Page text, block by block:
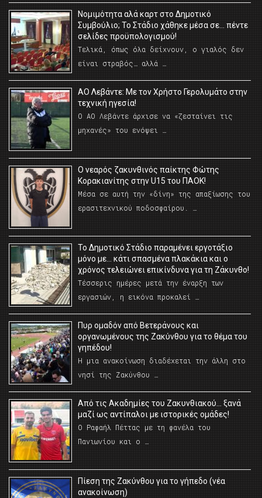
Νομιμότητα αλά καρτ στο Δημοτικό
Συμβούλιο; Το Στάδιο χάθηκε μέσα σε… πέντε
σελίδες προϋπολογισμού!
Τελικά, όπως όλα δείχνουν, ο γιαλός δεν
είναι στραβός… αλλά …
ΑΟ Λεβάντε: Με τον Χρήστο Γερολυμάτο στην
τεχνική ηγεσία!
Ο ΑΟ Λεβάντε άρχισε να «ζεσταίνει τις
μηχανές» του ενόψει …
O νεαρός ζακυνθινός παίκτης Φώτης
Κορακιανίτης στην U15 του ΠΑΟΚ!
Μέσα σε αυτή την «δίνη» της απαξίωσης του
ερασιτεχνικού ποδοσφαίρου. …
Το Δημοτικό Στάδιο παραμένει εργοτάξιο
μόνο με… κάτι σπασμένα πλακάκια και ο
χρόνος τελειώνει επικίνδυνα για τη Ζάκυνθο!
Τέσσερις ημέρες μετά την έναρξη των
εργασιών, η εικόνα προκαλεί …
Πυρ ομαδόν από Βετεράνους και
οργανωμένους της Ζακύνθου για το θέμα του
γηπέδου!
Η μια ανακοίνωση διαδέχεται την άλλη στο
νησί της Ζακύνθου …
Από τις Ακαδημίες του Ζακυνθιακού… ξανά
μαζί ως αντίπαλοι με ιστορικές ομάδες!
Ο Ραφαήλ Πέττας με τη φανέλα του
Πανιωνίου και ο …
Πίεση της Ζακύνθου για το γήπεδο (νέα
ανακοίνωση)